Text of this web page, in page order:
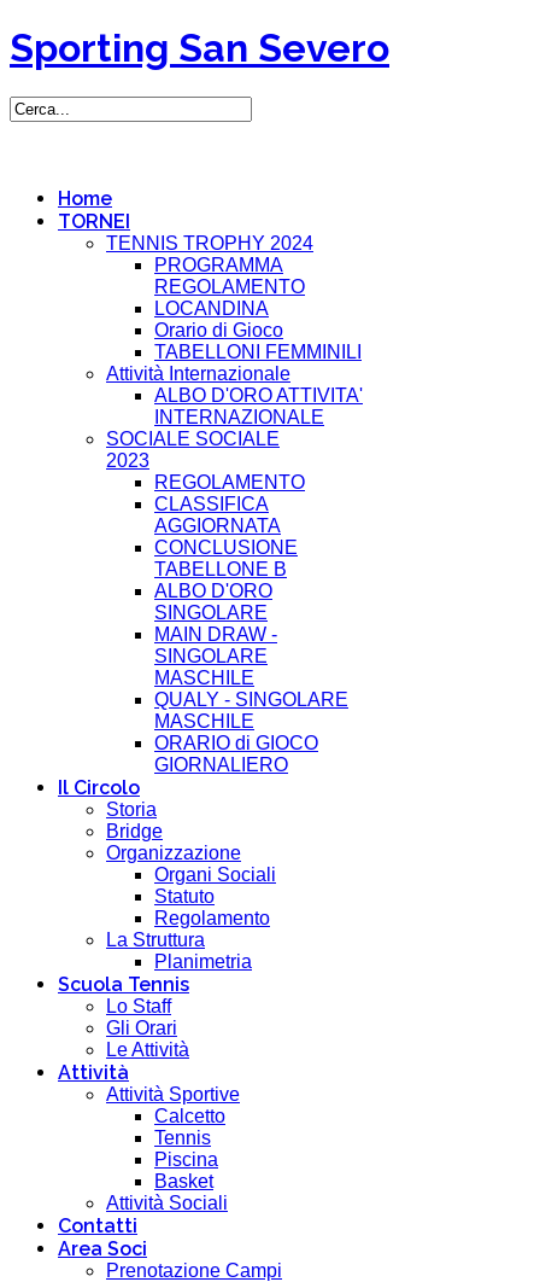
Sporting San Severo
Home
TORNEI
TENNIS TROPHY 2024
PROGRAMMA
REGOLAMENTO
LOCANDINA
Orario di Gioco
TABELLONI FEMMINILI
Attività Internazionale
ALBO D'ORO ATTIVITA'
INTERNAZIONALE
SOCIALE SOCIALE
2023
REGOLAMENTO
CLASSIFICA
AGGIORNATA
CONCLUSIONE
TABELLONE B
ALBO D'ORO
SINGOLARE
MAIN DRAW -
SINGOLARE
MASCHILE
QUALY - SINGOLARE
MASCHILE
ORARIO di GIOCO
GIORNALIERO
Il Circolo
Storia
Bridge
Organizzazione
Organi Sociali
Statuto
Regolamento
La Struttura
Planimetria
Scuola Tennis
Lo Staff
Gli Orari
Le Attività
Attività
Attività Sportive
Calcetto
Tennis
Piscina
Basket
Attività Sociali
Contatti
Area Soci
Prenotazione Campi